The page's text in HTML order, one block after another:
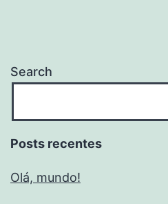
Search
Posts recentes
Olá, mundo!